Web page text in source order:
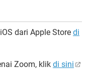
dari Apple Store di
Zoom, klik di sini